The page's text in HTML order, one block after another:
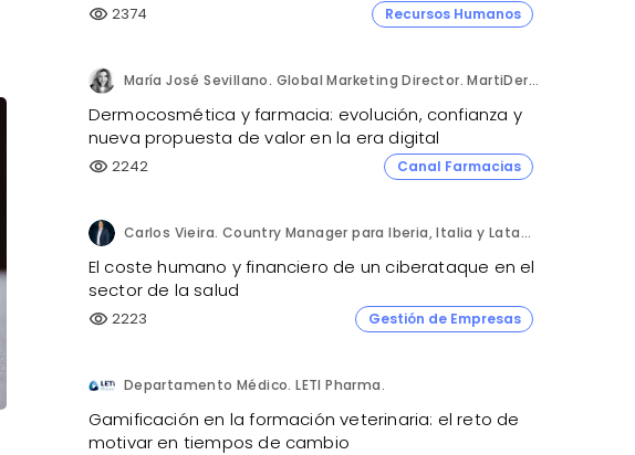
visibility 2374 Recursos Humanos
María José Sevillano. Global Marketing Director. MartiDerm.
Dermocosmética y farmacia: evolución, confianza y
nueva propuesta de valor en la era digital
visibility 2242 Canal Farmacias
Carlos Vieira. Country Manager para Iberia, Italia y Latam. Hornetsecurity.
El coste humano y financiero de un ciberataque en el
sector de la salud
visibility 2223 Gestión de Empresas
Departamento Médico. LETI Pharma.
Gamificación en la formación veterinaria: el reto de
motivar en tiempos de cambio